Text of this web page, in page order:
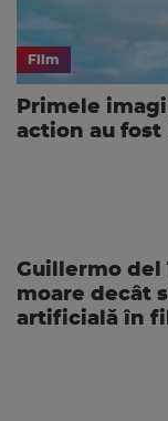
Film
Primele
action au fost
Guillermo del
moare decât
artificială în